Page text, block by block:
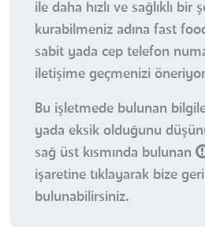
ile daha hızlı ve sağlıklı bir
kurabilmeniz adına fast
sabit yada cep telefon
iletişime geçmenizi
Bu işletmede bulunan
yada eksik olduğunu
sağ üst kısmında bulunan
işaretine tıklayarak bize
bulunabilirsiniz.